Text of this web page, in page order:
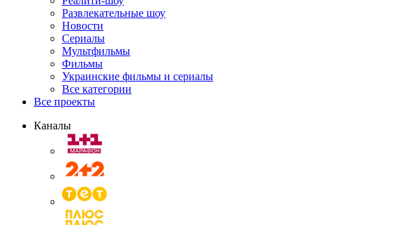
Развлекательные шоу
Новости
Сериалы
Мультфильмы
Фильмы
Украинские фильмы и сериалы
Все категории
Все проекты
Каналы